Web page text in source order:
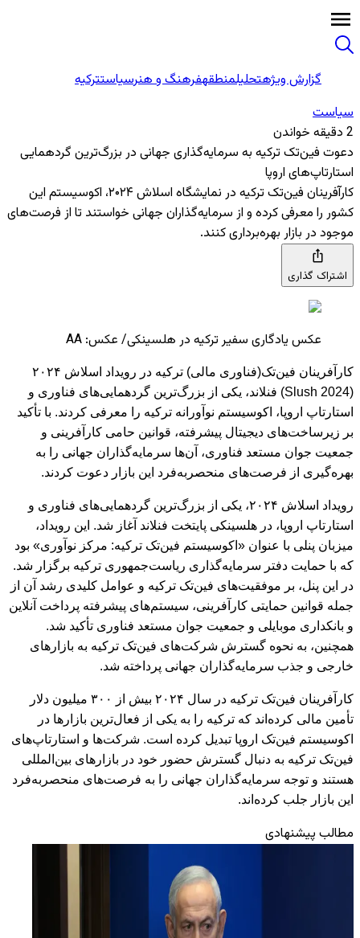
گزارش ویژهتحلیلمنطقهفرهنگ و هنرسیاستترکیه
سیاست
2 دقیقه خواندن
دعوت فین‌تک ترکیه به سرمایه‌گذاری جهانی در بزرگ‌ترین گردهمایی
استارتاپ‌های اروپا
کارآفرینان فین‌تک ترکیه در نمایشگاه اسلاش ۲۰۲۴، اکوسیستم این
کشور را معرفی کرده و از سرمایه‌گذاران جهانی خواستند تا از فرصت‌های
موجود در بازار بهره‌برداری کنند.
اشتراک گذاری
عکس یادگاری سفیر ترکیه در هلسینکی/ عکس: AA
کارآفرینان فین‌تک(فناوری مالی) ترکیه در رویداد اسلاش ۲۰۲۴
(Slush 2024) فنلاند، یکی از بزرگ‌ترین گردهمایی‌های فناوری و
استارتاپ اروپا، اکوسیستم نوآورانه ترکیه را معرفی کردند. با تأکید
بر زیرساخت‌های دیجیتال پیشرفته، قوانین حامی کارآفرینی و
جمعیت جوان مستعد فناوری، آن‌ها سرمایه‌گذاران جهانی را به
بهره‌گیری از فرصت‌های منحصربه‌فرد این بازار دعوت کردند.
رویداد اسلاش ۲۰۲۴، یکی از بزرگ‌ترین گردهمایی‌های فناوری و
استارتاپ اروپا، در هلسینکی پایتخت فنلاند آغاز شد. این رویداد،
میزبان پنلی با عنوان «اکوسیستم فین‌تک ترکیه: مرکز نوآوری» بود
که با حمایت دفتر سرمایه‌گذاری ریاست‌جمهوری ترکیه برگزار شد.
در این پنل، بر موفقیت‌های فین‌تک ترکیه و عوامل کلیدی رشد آن از
جمله قوانین حمایتی کارآفرینی، سیستم‌های پیشرفته پرداخت آنلاین
و بانکداری موبایلی و جمعیت جوان مستعد فناوری تأکید شد.
همچنین، به نحوه گسترش شرکت‌های فین‌تک ترکیه به بازارهای
خارجی و جذب سرمایه‌گذاران جهانی پرداخته شد.
کارآفرینان فین‌تک ترکیه در سال ۲۰۲۴ بیش از ۳۰۰ میلیون دلار
تأمین مالی کرده‌اند که ترکیه را به یکی از فعال‌ترین بازارها در
اکوسیستم فین‌تک اروپا تبدیل کرده است. شرکت‌ها و استارتاپ‌های
فین‌تک ترکیه به دنبال گسترش حضور خود در بازارهای بین‌المللی
هستند و توجه سرمایه‌گذاران جهانی را به فرصت‌های منحصربه‌فرد
این بازار جلب کرده‌اند.
مطالب پیشنهادی